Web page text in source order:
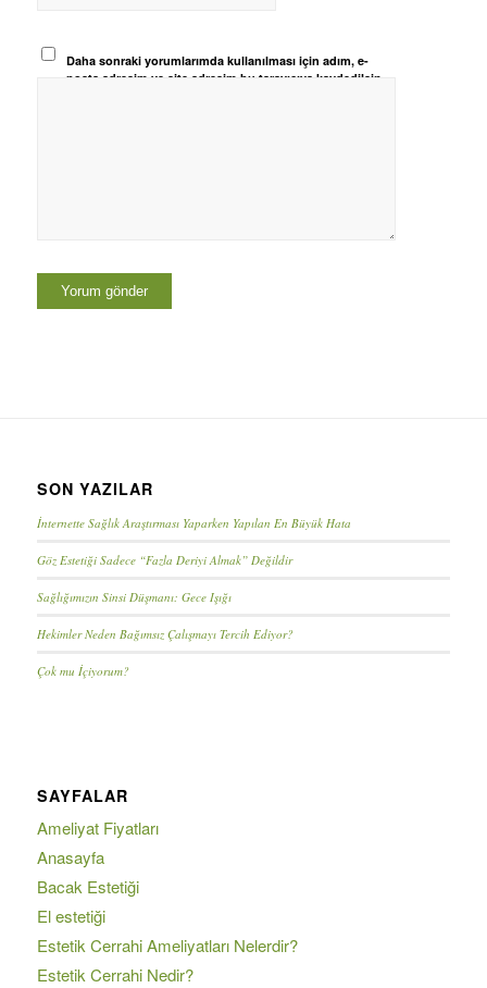
Daha sonraki yorumlarımda kullanılması için adım, e-
posta adresim ve site adresim bu tarayıcıya kaydedilsin.
SON YAZILAR
İnternette Sağlık Araştırması Yaparken Yapılan En Büyük Hata
Göz Estetiği Sadece “Fazla Deriyi Almak” Değildir
Sağlığımızın Sinsi Düşmanı: Gece Işığı
Hekimler Neden Bağımsız Çalışmayı Tercih Ediyor?
Çok mu İçiyorum?
SAYFALAR
Ameliyat Fiyatları
Anasayfa
Bacak Estetiği
El estetiği
Estetik Cerrahi Ameliyatları Nelerdir?
Estetik Cerrahi Nedir?